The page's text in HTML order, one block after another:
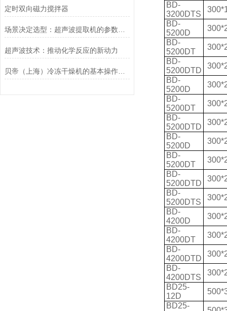
定时双向磁力搅拌器
超声波技术：推动化学反应的新动力
贝帝（上海）冷冻干燥机的基本操作和日常简易维护
BD-
3200DTS
BD-
5200D
BD-
5200DT
BD-
5200DTD
BD-
5200D
BD-
5200DT
BD-
5200DTD
BD-
5200D
BD-
5200DT
BD-
5200DTD
BD-
5200DTS
BD-
4200D
BD-
4200DT
BD-
4200DTD
BD-
4200DTS
BD25-
12D
BD25-